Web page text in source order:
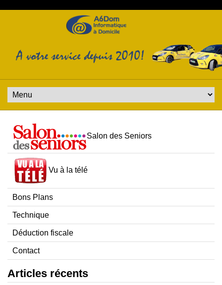
Salon des Seniors
Vu à la télé
Bons Plans
Technique
Déduction fiscale
Contact
Articles récents